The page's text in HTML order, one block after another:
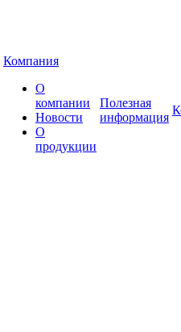
Компания
О
компании
Новости
О
продукции
Полезная
информация